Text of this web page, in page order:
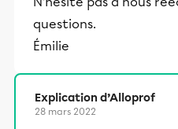
et leurs
éducative.
questions.
Émilie
Explication d’Alloprof
28 mars 2022